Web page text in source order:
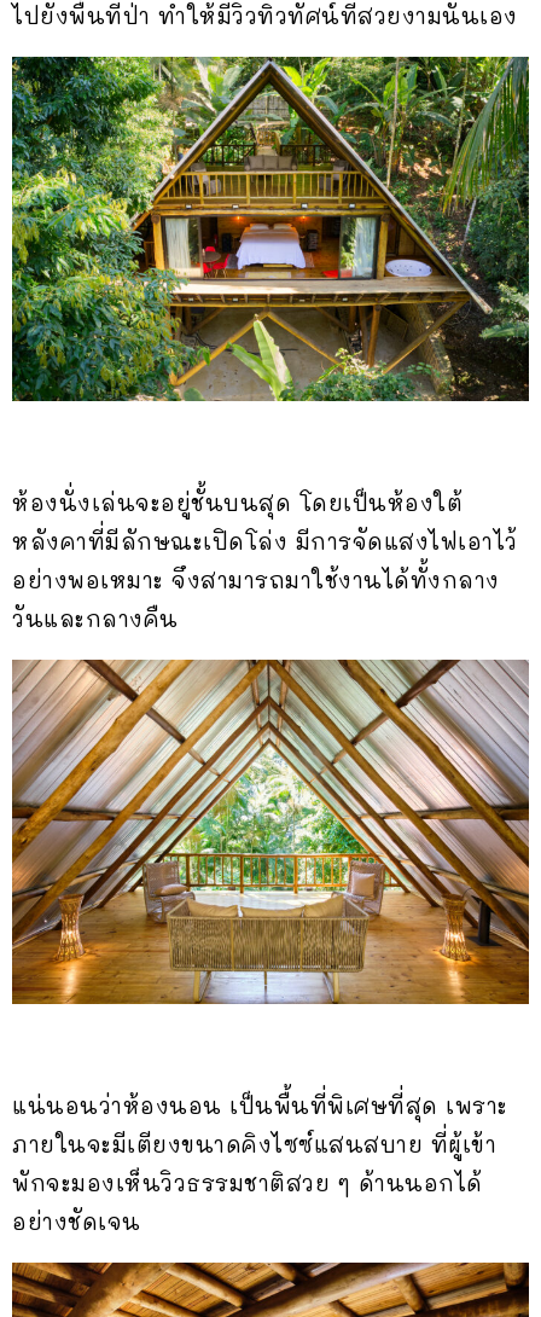
ไปยังพื้นที่ป่า ทำให้มีวิวทิวทัศน์ที่สวยงามนั่นเอง
ห้องนั่งเล่นจะอยู่ชั้นบนสุด โดยเป็นห้องใต้
หลังคาที่มีลักษณะเปิดโล่ง มีการจัดแสงไฟเอาไว้
อย่างพอเหมาะ จึงสามารถมาใช้งานได้ทั้งกลาง
วันและกลางคืน
แน่นอนว่าห้องนอน เป็นพื้นที่พิเศษที่สุด เพราะ
ภายในจะมีเตียงขนาดคิงไซซ์แสนสบาย ที่ผู้เข้า
พักจะมองเห็นวิวธรรมชาติสวย ๆ ด้านนอกได้
อย่างชัดเจน